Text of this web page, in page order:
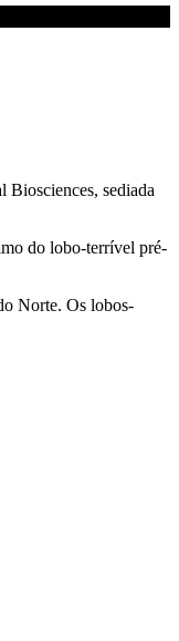
Biosciences, sediada
do lobo-terrível pré-
Norte. Os lobos-